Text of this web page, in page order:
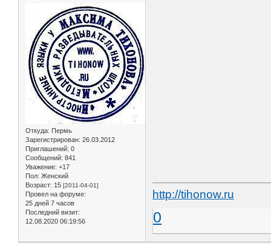
Откуда: Пермь
Зарегистрирован: 26.03.2012
Приглашений: 0
Сообщений: 841
Уважение: +17
Пол: Женский
Возраст: 15 [2011-04-01]
Провел на форуме:
25 дней 7 часов
Последний визит:
12.08.2020 06:19:56
http://tihonow.ru
0